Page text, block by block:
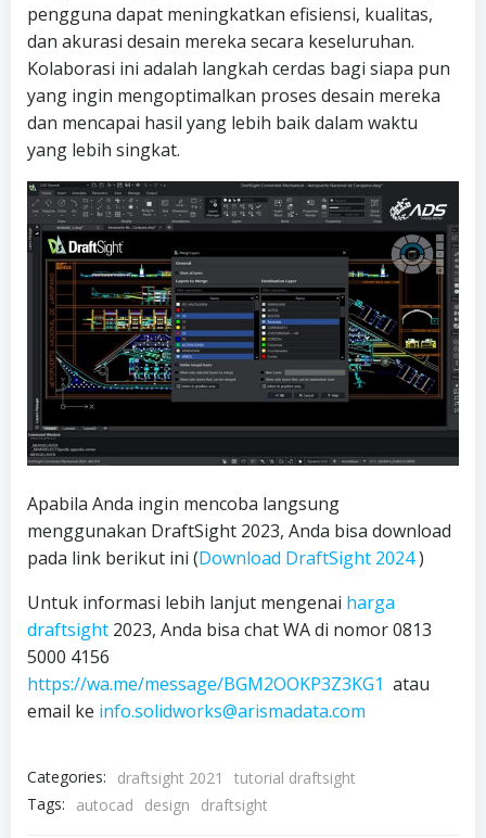
pengguna dapat meningkatkan efisiensi, kualitas,
dan akurasi desain mereka secara keseluruhan.
Kolaborasi ini adalah langkah cerdas bagi siapa pun
yang ingin mengoptimalkan proses desain mereka
dan mencapai hasil yang lebih baik dalam waktu
yang lebih singkat.
Apabila Anda ingin mencoba langsung
menggunakan DraftSight 2023, Anda bisa download
pada link berikut ini (Download DraftSight 2024)
Untuk informasi lebih lanjut mengenai harga
draftsight 2023, Anda bisa chat WA di nomor 0813
5000 4156
https://wa.me/message/BGM2OOKP3Z3KG1 atau
email ke info.solidworks@arismadata.com
Categories: draftsight 2021
tutorial draftsight
Tags:
autocad design draftsight